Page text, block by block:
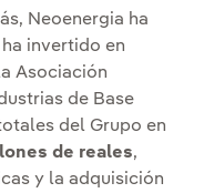
Neoenergia ha
invertido en
Asociación
de Base
del Grupo en
de reales,
y la adquisición